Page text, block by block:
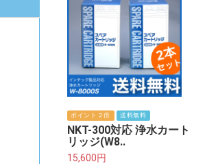
ポイント２倍 送料無料
NKT-300対応 浄水カート
リッジ(W8..
15,600円